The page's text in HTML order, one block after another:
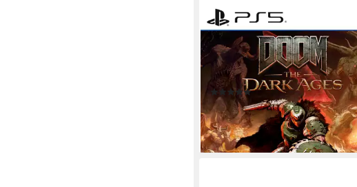
BETHESDA
DOOM: The Dark Ages
PlayStation 5 Plattform
keine Jugendfreigabe (ab 18 Jahren)
Shooter Genre
(5)
65,36 € UVP79,99 €
-18%
lieferbar - in 2-3 Werktagen bei dir